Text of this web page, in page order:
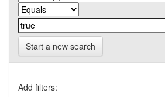
Start a new search
Add filters: